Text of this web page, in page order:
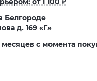
Белгороде
д. 169 «Г»
месяцев с момента